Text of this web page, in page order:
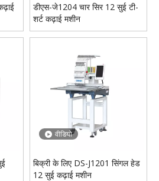
डीएस-जे1204 चार सिर 12 सुई टी-
शर्ट कढ़ाई मशीन
वीडियो
बिक्री के लिए DS-J1201 सिंगल हेड
12 सुई कढ़ाई मशीन